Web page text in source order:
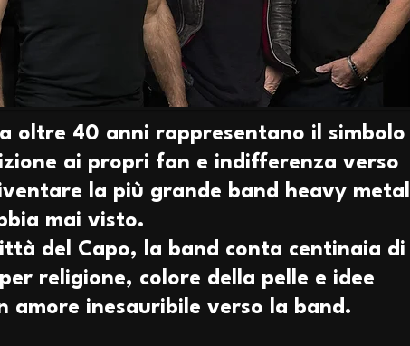
oltre 40 anni rappresentano il simbolo
ai propri fan e indifferenza verso
la più grande band heavy metal
mai visto.
del Capo, la band conta centinaia di
religione, colore della pelle e idee
inesauribile verso la band.